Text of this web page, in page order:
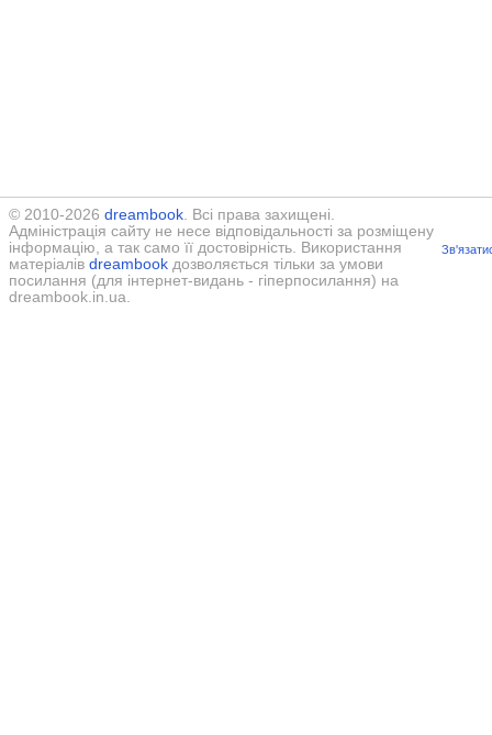
© 2010-2026 dreambook. Всі права захищені.
Адміністрація сайту не несе відповідальності за розміщену
інформацію, а так само її достовірність. Використання
матеріалів dreambook дозволяється тільки за умови
посилання (для інтернет-видань - гіперпосилання) на
dreambook.in.ua.